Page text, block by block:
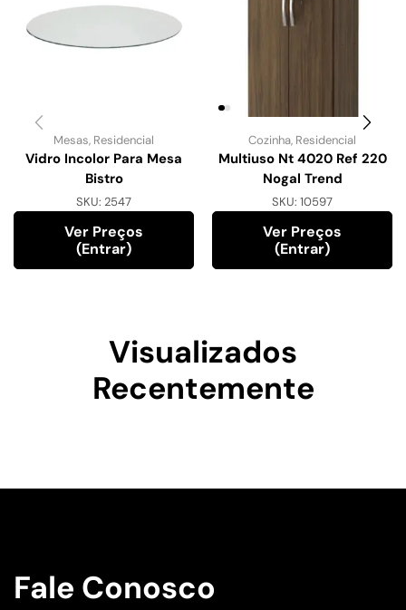
Mesas, Residencial
Vidro Incolor Para Mesa
Bistro
SKU: 2547
Ver Preços
(entrar)
Cozinha, Residencial
Multiuso Nt 4020 Ref 220
Nogal Trend
SKU: 10597
Ver Preços
(entrar)
Visualizados
Recentemente
Fale Conosco